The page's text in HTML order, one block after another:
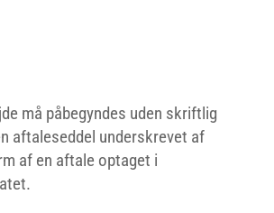
må påbegyndes uden skriftlig
aftaleseddel underskrevet af
af en aftale optaget i